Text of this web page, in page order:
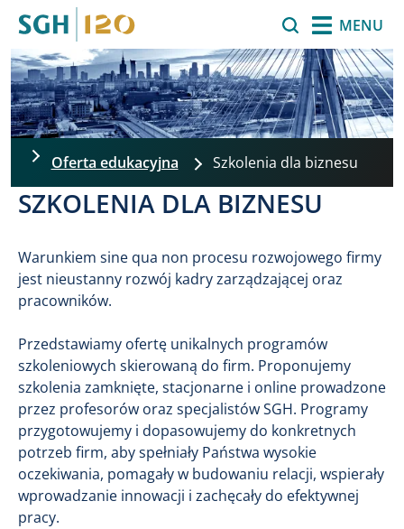
MENU
Oferta edukacyjna Szkolenia dla biznesu
SZKOLENIA DLA BIZNESU
Warunkiem sine qua non procesu rozwojowego firmy
jest nieustanny rozwój kadry zarządzającej oraz
pracowników.
Przedstawiamy ofertę unikalnych programów
szkoleniowych skierowaną do firm. Proponujemy
szkolenia zamknięte, stacjonarne i online prowadzone
przez profesorów oraz specjalistów SGH. Programy
przygotowujemy i dopasowujemy do konkretnych
potrzeb firm, aby spełniały Państwa wysokie
oczekiwania, pomagały w budowaniu relacji, wspierały
wprowadzanie innowacji i zachęcały do efektywnej
pracy.